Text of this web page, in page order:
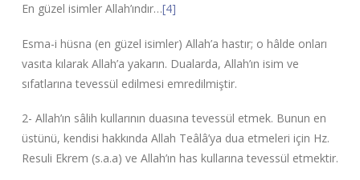
En güzel isimler Allah’ındır…[4]
Esma-i hüsna (en güzel isimler) Allah’a hastır; o hâlde onları
vasıta kılarak Allah’a yakarın. Dualarda, Allah’ın isim ve
sıfatlarına tevessül edilmesi emredilmiştir.
2- Allah’ın sâlih kullarının duasına tevessül etmek. Bunun en
üstünü, kendisi hakkında Allah Teâlâ’ya dua etmeleri için Hz.
Resuli Ekrem (s.a.a) ve Allah’ın has kullarına tevessül etmektir.